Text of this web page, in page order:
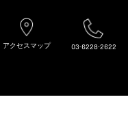
アクセスマップ 03-6228-2622